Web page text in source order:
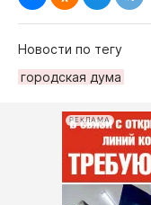
Новости по тегу
городская дума
РЕКЛАМА